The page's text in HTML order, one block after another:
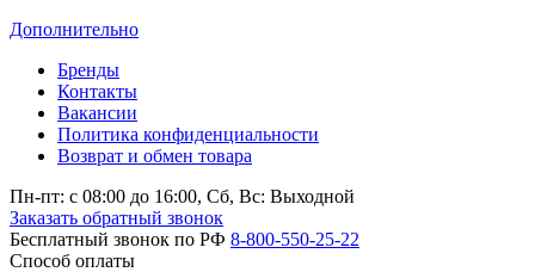
Дополнительно
Бренды
Контакты
Вакансии
Политика конфиденциальности
Возврат и обмен товара
Пн-пт: c 08:00 до 16:00, Сб, Вс: Выходной
Заказать обратный звонок
Бесплатный звонок по РФ 8-800-550-25-22
Способ оплаты